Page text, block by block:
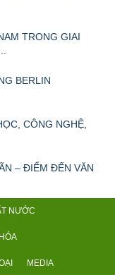
TRONG GIAI
BERLIN
CÔNG NGHỆ,
– ĐIỂM ĐẾN VĂN
NƯỚC
MEDIA